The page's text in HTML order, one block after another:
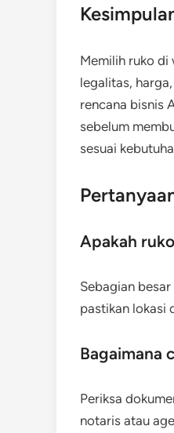
Memilih ruko di
legalitas,
rencana bisnis
sebelum
sesuai
Apakah
Sebagian
pastikan lokasi
Bagaimana
Periksa
notaris atau